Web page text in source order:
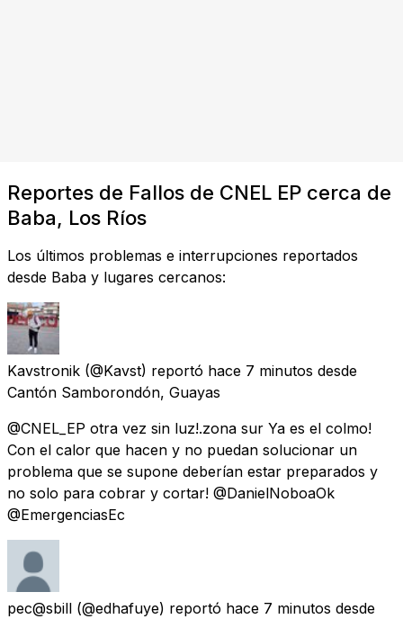
Reportes de Fallos de CNEL EP cerca de
Baba, Los Ríos
Los últimos problemas e interrupciones reportados
desde Baba y lugares cercanos:
Kavstronik (@Kavst) reportó hace 7 minutos desde
Cantón Samborondón, Guayas
@CNEL_EP otra vez sin luz!.zona sur Ya es el colmo!
Con el calor que hacen y no puedan solucionar un
problema que se supone deberían estar preparados y
no solo para cobrar y cortar! @DanielNoboaOk
@EmergenciasEc
pec@sbill (@edhafuye) reportó hace 7 minutos desde